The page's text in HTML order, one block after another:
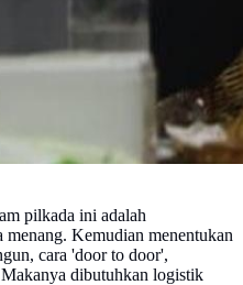
pilkada ini adalah
menang. Kemudian menentukan
cara 'door to door',
Makanya dibutuhkan logistik